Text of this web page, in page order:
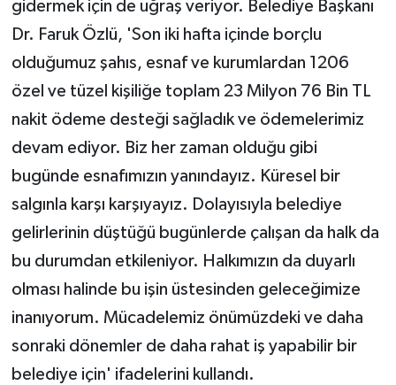
gidermek için de uğraş veriyor. Belediye Başkanı
Dr. Faruk Özlü, 'Son iki hafta içinde borçlu
olduğumuz şahıs, esnaf ve kurumlardan 1206
özel ve tüzel kişiliğe toplam 23 Milyon 76 Bin TL
nakit ödeme desteği sağladık ve ödemelerimiz
devam ediyor. Biz her zaman olduğu gibi
bugünde esnafımızın yanındayız. Küresel bir
salgınla karşı karşıyayız. Dolayısıyla belediye
gelirlerinin düştüğü bugünlerde çalışan da halk da
bu durumdan etkileniyor. Halkımızın da duyarlı
olması halinde bu işin üstesinden geleceğimize
inanıyorum. Mücadelemiz önümüzdeki ve daha
sonraki dönemler de daha rahat iş yapabilir bir
belediye için' ifadelerini kullandı.